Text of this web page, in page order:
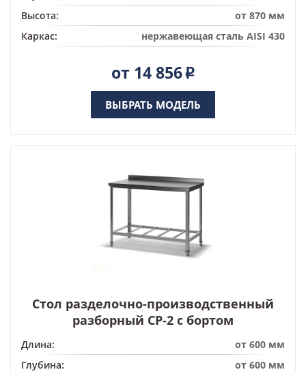
Высота:
от 870 мм
Каркас:
нержавеющая сталь AISI 430
от 14 856Р
ВЫБРАТЬ МОДЕЛЬ
Стол разделочно-производственный
разборный СР-2 с бортом
Длина:
от 600 мм
Глубина:
от 600 мм